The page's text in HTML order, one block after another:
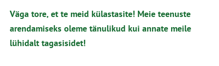
Väga tore, et te meid külastasite! Meie teenuste
arendamiseks oleme tänulikud kui annate meile
lühidalt tagasisidet!